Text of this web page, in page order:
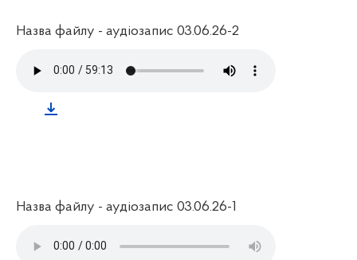
Назва файлу - аудіозапис 03.06.26-2
Назва файлу - аудіозапис 03.06.26-1